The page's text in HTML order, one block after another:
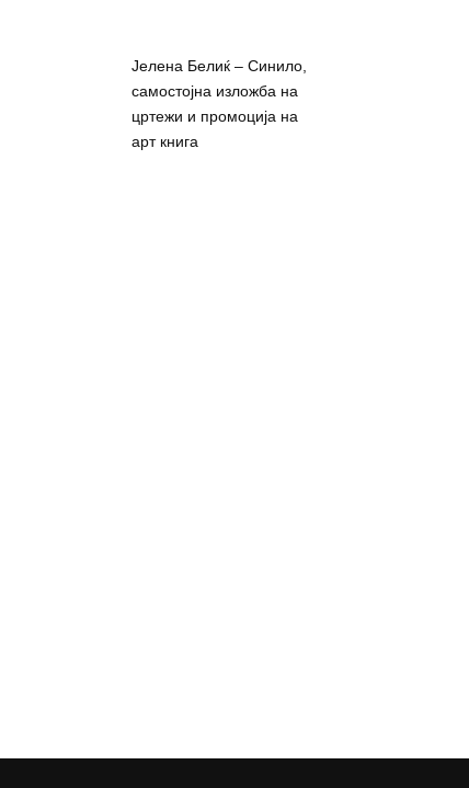
Јелена Белиќ – Синило,
самостојна изложба на
цртежи и промоција на
арт книга